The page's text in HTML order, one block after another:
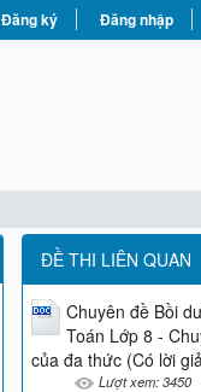
Đăng ký Đăng nhập
ĐỀ THI LIÊN QUAN
Chuyên đề Bồi
Toán Lớp 8 -
của đa thức (Có lời
Lượt xem: 3450